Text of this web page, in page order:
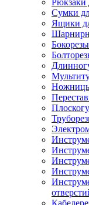
Рюкзаки
Сумки
Ящики